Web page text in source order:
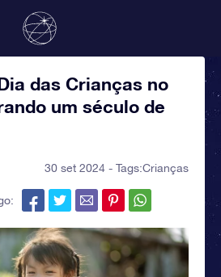
das Crianças no
um século de
30 set 2024 - Tags:Crianças